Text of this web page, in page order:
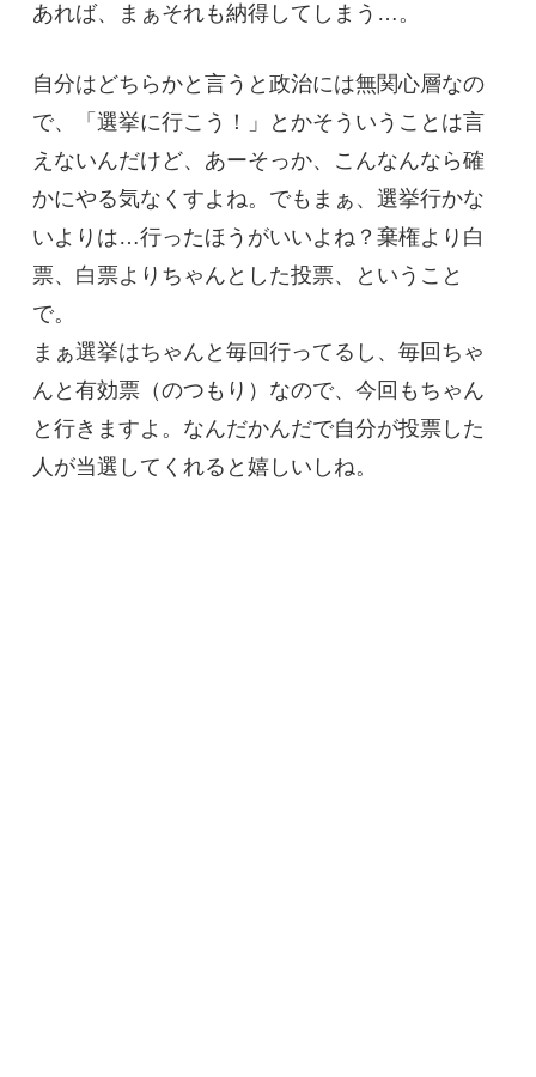
あれば、まぁそれも納得してしまう…。
自分はどちらかと言うと政治には無関心層なの
で、「選挙に行こう！」とかそういうことは言
えないんだけど、あーそっか、こんなんなら確
かにやる気なくすよね。でもまぁ、選挙行かな
いよりは…行ったほうがいいよね？棄権より白
票、白票よりちゃんとした投票、ということ
で。
まぁ選挙はちゃんと毎回行ってるし、毎回ちゃ
んと有効票（のつもり）なので、今回もちゃん
と行きますよ。なんだかんだで自分が投票した
人が当選してくれると嬉しいしね。